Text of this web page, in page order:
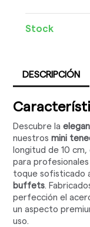
Stock
DESCRIPCIÓN
Descubre la
nuestrosmini
longitud de 10
para profesionales
toque sofisticado
buffets.
perfección el
un aspecto
uso.